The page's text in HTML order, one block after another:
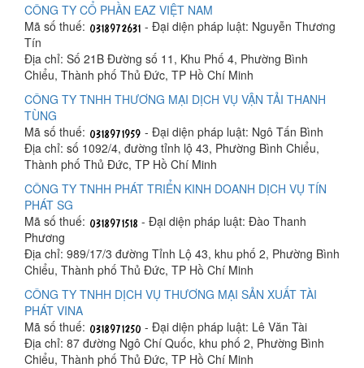
CÔNG TY CỔ PHẦN EAZ VIỆT NAM
Mã số thuế:
- Đại diện pháp luật: Nguyễn Thương
Tín
Địa chỉ: Số 21B Đường số 11, Khu Phố 4, Phường Bình
Chiểu, Thành phố Thủ Đức, TP Hồ Chí Minh
CÔNG TY TNHH THƯƠNG MẠI DỊCH VỤ VẬN TẢI THANH
TÙNG
Mã số thuế:
- Đại diện pháp luật: Ngô Tấn Bình
Địa chỉ: số 1092/4, đường tỉnh lộ 43, Phường Bình Chiểu,
Thành phố Thủ Đức, TP Hồ Chí Minh
CÔNG TY TNHH PHÁT TRIỂN KINH DOANH DỊCH VỤ TÍN
PHÁT SG
Mã số thuế:
- Đại diện pháp luật: Đào Thanh
Phương
Địa chỉ: 989/17/3 đường Tỉnh Lộ 43, khu phố 2, Phường Bình
Chiểu, Thành phố Thủ Đức, TP Hồ Chí Minh
CÔNG TY TNHH DỊCH VỤ THƯƠNG MẠI SẢN XUẤT TÀI
PHÁT VINA
Mã số thuế:
- Đại diện pháp luật: Lê Văn Tài
Địa chỉ: 87 đường Ngô Chí Quốc, khu phố 2, Phường Bình
Chiểu, Thành phố Thủ Đức, TP Hồ Chí Minh